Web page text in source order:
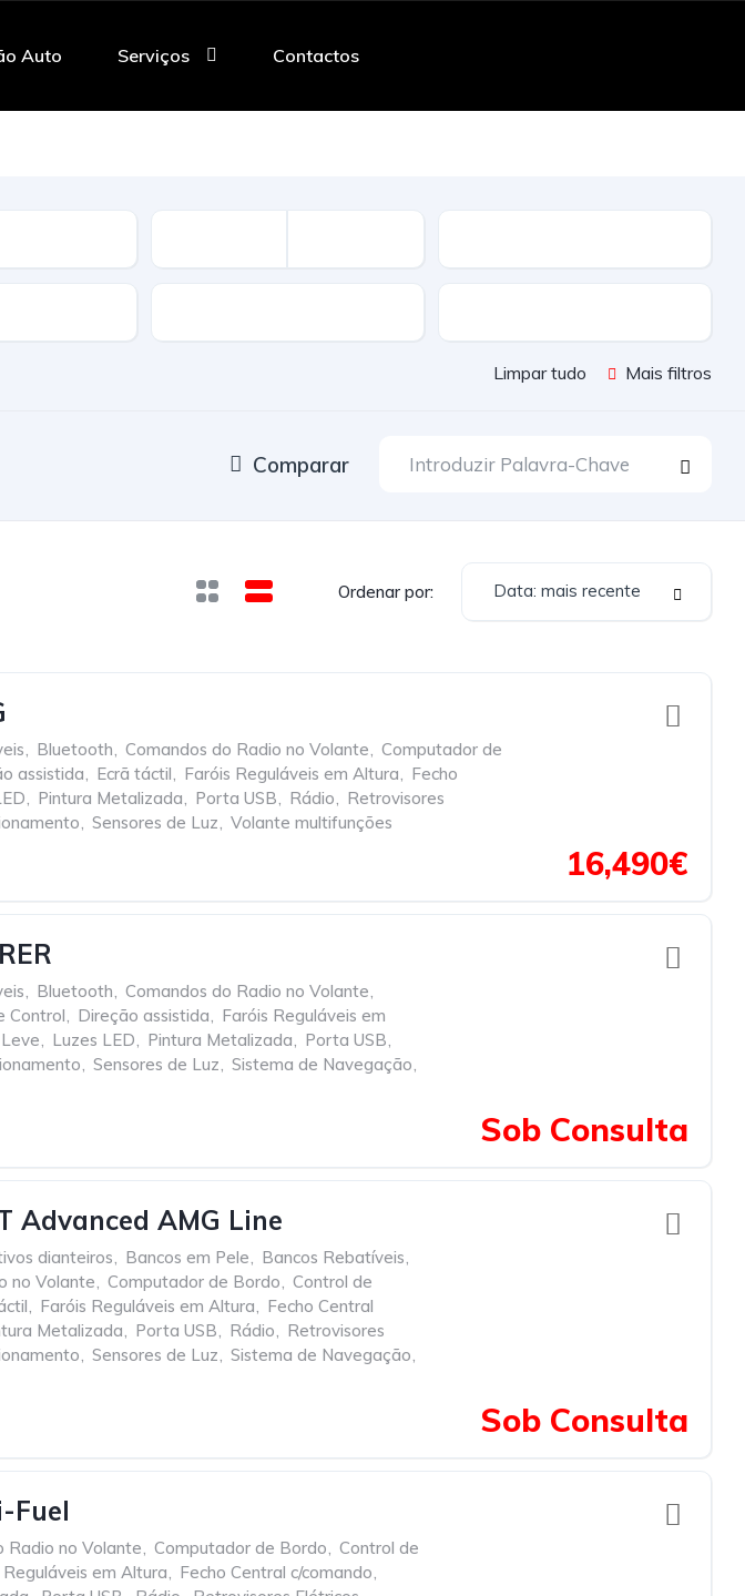
Auto Serviços Contactos
Limpar tudo Mais filtros
Comparar
Ordenar por: Data: mais recente
, Bluetooth, Comandos do Radio no Volante, Computador de
assistida, Ecrã táctil, Faróis Reguláveis em Altura, Fecho
, Pintura Metalizada, Porta USB, Rádio, Retrovisores
, Sensores de Luz, Volante multifunções
16,490€
, Bluetooth, Comandos do Radio no Volante,
Control, Direção assistida, Faróis Reguláveis em
, Luzes LED, Pintura Metalizada, Porta USB,
, Sensores de Luz, Sistema de Navegação,
Sob Consulta
Advanced AMG Line
dianteiros, Bancos em Pele, Bancos Rebatíveis,
no Volante, Computador de Bordo, Control de
, Faróis Reguláveis em Altura, Fecho Central
Metalizada, Porta USB, Rádio, Retrovisores
, Sensores de Luz, Sistema de Navegação,
Sob Consulta
Fuel
Radio no Volante, Computador de Bordo, Control de
Reguláveis em Altura, Fecho Central c/comando,